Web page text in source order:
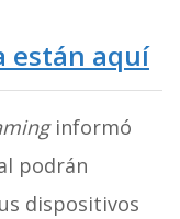
están aquí
informó
podrán
dispositivos